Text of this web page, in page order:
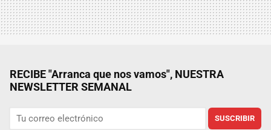
RECIBE "Arranca que nos vamos", NUESTRA
NEWSLETTER SEMANAL
SUSCRIBIR